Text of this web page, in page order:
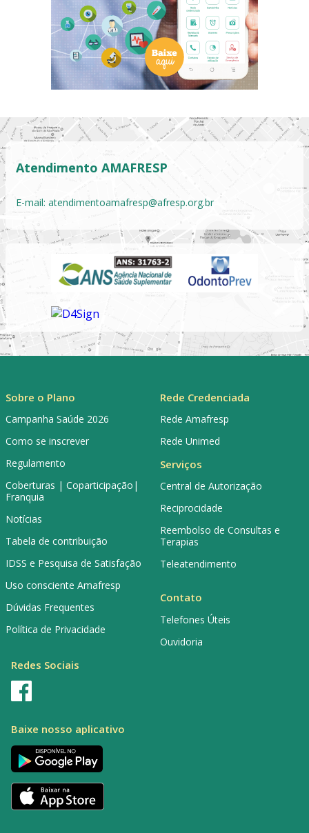
Atendimento AMAFRESP
E-mail: atendimentoamafresp@afresp.org.br
Sobre o Plano
Campanha Saúde 2026
Como se inscrever
Regulamento
Coberturas | Coparticipação|
Franquia
Notícias
Tabela de contribuição
IDSS e Pesquisa de Satisfação
Uso consciente Amafresp
Dúvidas Frequentes
Política de Privacidade
Rede Credenciada
Rede Amafresp
Rede Unimed
Serviços
Central de Autorização
Reciprocidade
Reembolso de Consultas e
Terapias
Teleatendimento
Contato
Telefones Úteis
Ouvidoria
Redes Sociais
Baixe nosso aplicativo